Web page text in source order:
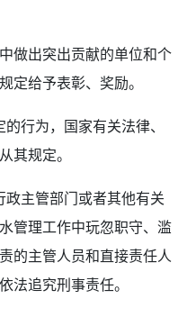
做出突出贡献的单位和个
定给予表彰、奖励。
行为，国家有关法律、
其规定。
主管部门或者其他有关
管理工作中玩忽职守、滥
的主管人员和直接责任人
法追究刑事责任。